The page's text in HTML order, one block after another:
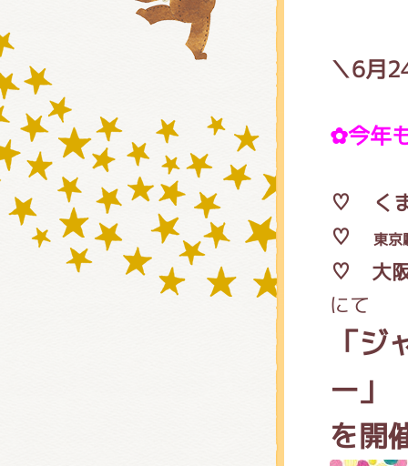
＼6月
✿今年
♡ く
♡ 東京
♡ 大
にて
「
ー」
を開
グッ
おた
チア
くま